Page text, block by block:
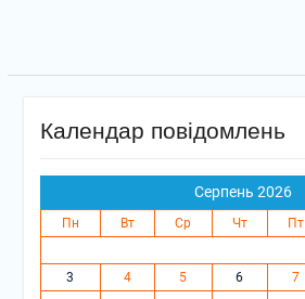
Календар повідомлень
Серпень 2026
Пн Вт Ср Чт Пт
3
4 5 6 7